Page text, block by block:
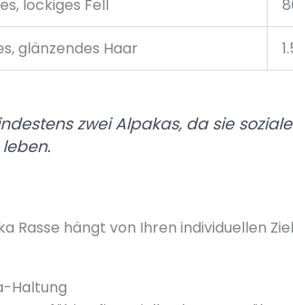
lockiges Fell
glänzendes Haar
zwei Alpakas, da sie
Rasse hängt von Ihren individuellen
Haltung